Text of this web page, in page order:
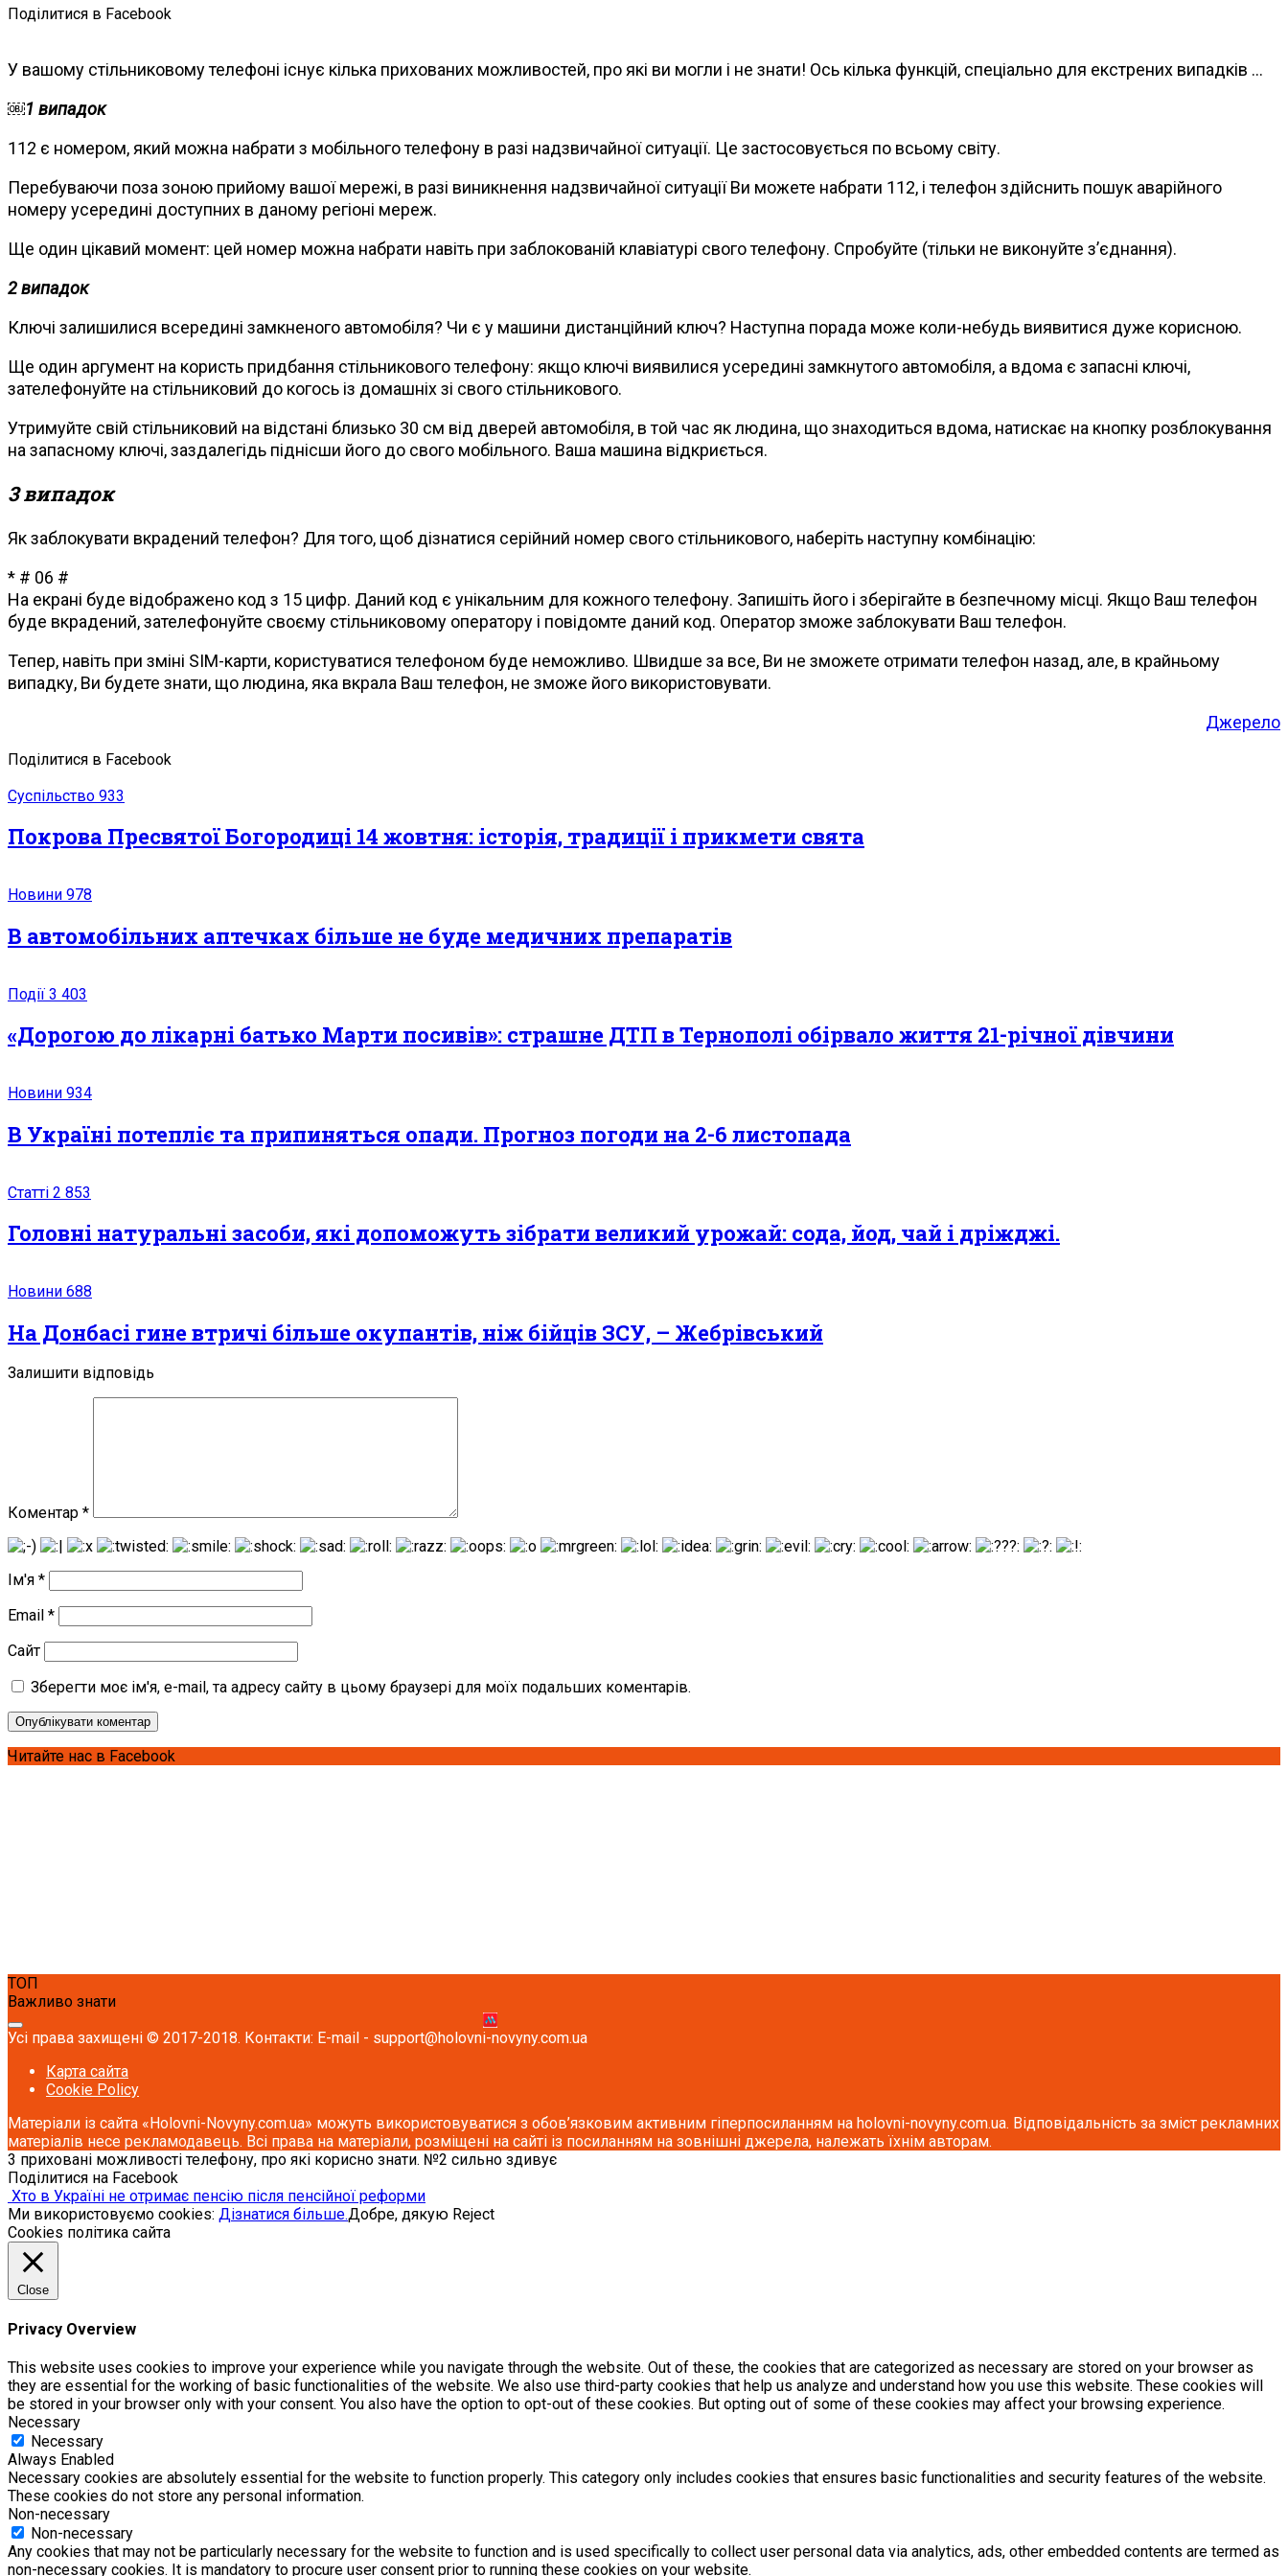
Поділитися в Facebook
У вашому стільниковому телефоні існує кілька прихованих можливостей, про які ви могли і не знати! Ось кілька функцій, спеціально для екстрених випадків …
￼1 випадок
112 є номером, який можна набрати з мобільного телефону в разі надзвичайної ситуації. Це застосовується по всьому світу.
Перебуваючи поза зоною прийому вашої мережі, в разі виникнення надзвичайної ситуації Ви можете набрати 112, і телефон здійснить пошук аварійного
номеру усередині доступних в даному регіоні мереж.
Ще один цікавий момент: цей номер можна набрати навіть при заблокованій клавіатурі свого телефону. Спробуйте (тільки не виконуйте з’єднання).
2 випадок
Ключі залишилися всередині замкненого автомобіля? Чи є у машини дистанційний ключ? Наступна порада може коли-небудь виявитися дуже корисною.
Ще один аргумент на користь придбання стільникового телефону: якщо ключі виявилися усередині замкнутого автомобіля, а вдома є запасні ключі,
зателефонуйте на стільниковий до когось із домашніх зі свого стільникового.
Утримуйте свій стільниковий на відстані близько 30 см від дверей автомобіля, в той час як людина, що знаходиться вдома, натискає на кнопку розблокування
на запасному ключі, заздалегідь піднісши його до свого мобільного. Ваша машина відкриється.
3 випадок
Як заблокувати вкрадений телефон? Для того, щоб дізнатися серійний номер свого стільникового, наберіть наступну комбінацію:
* # 06 #
На екрані буде відображено код з 15 цифр. Даний код є унікальним для кожного телефону. Запишіть його і зберігайте в безпечному місці. Якщо Ваш телефон
буде вкрадений, зателефонуйте своєму стільниковому оператору і повідомте даний код. Оператор зможе заблокувати Ваш телефон.
Тепер, навіть при зміні SIM-карти, користуватися телефоном буде неможливо. Швидше за все, Ви не зможете отримати телефон назад, але, в крайньому
випадку, Ви будете знати, що людина, яка вкрала Ваш телефон, не зможе його використовувати.
Джерело
Поділитися в Facebook
Суспільство 933
Покрова Пресвятої Богородиці 14 жовтня: історія, традиції і прикмети свята
Новини 978
В автомобільних аптечках більше не буде медичних препаратів
Події 3 403
«Дорогою до лікарні батько Марти посивів»: страшне ДТП в Тернополі обірвало життя 21-річної дівчини
Новини 934
В Україні потепліє та припиняться опади. Прогноз погоди на 2-6 листопада
Статті 2 853
Головні натуральні засоби, які допоможуть зібрати великий урожай: сода, йод, чай і дріжджі.
Новини 688
На Донбасі гине втричі більше окупантів, ніж бійців ЗСУ, – Жебрівський
Залишити відповідь
Коментар *
Ім'я *
Email *
Сайт
Зберегти моє ім'я, e-mail, та адресу сайту в цьому браузері для моїх подальших коментарів.
Читайте нас в Facebook
ТОП
Важливо знати
Усі права захищені © 2017-2018. Контакти: E-mail - support@holovni-novyny.com.ua
Карта сайта
Cookie Policy
Матеріали із сайта «Holovni-Novyny.com.ua» можуть використовуватися з обов’язковим активним гіперпосиланням на holovni-novyny.com.ua. Відповідальність за зміст рекламних
матеріалів несе рекламодавець. Всі права на матеріали, розміщені на сайті із посиланням на зовнішні джерела, належать їхнім авторам.
3 приховані можливості телефону, про які корисно знати. №2 сильно здивує
Поділитися на Facebook
Хто в Україні не отримає пенсію після пенсійної реформи
Ми використовуємо cookies: Дізнатися більше.Добре, дякую Reject
Cookies політика сайта
Close
Privacy Overview
This website uses cookies to improve your experience while you navigate through the website. Out of these, the cookies that are categorized as necessary are stored on your browser as
they are essential for the working of basic functionalities of the website. We also use third-party cookies that help us analyze and understand how you use this website. These cookies will
be stored in your browser only with your consent. You also have the option to opt-out of these cookies. But opting out of some of these cookies may affect your browsing experience.
Necessary
Necessary
Always Enabled
Necessary cookies are absolutely essential for the website to function properly. This category only includes cookies that ensures basic functionalities and security features of the website.
These cookies do not store any personal information.
Non-necessary
Non-necessary
Any cookies that may not be particularly necessary for the website to function and is used specifically to collect user personal data via analytics, ads, other embedded contents are termed as
non-necessary cookies. It is mandatory to procure user consent prior to running these cookies on your website.